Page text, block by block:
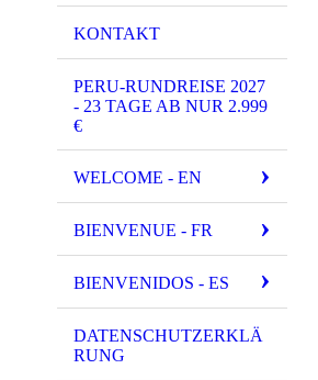
KONTAKT
PERU-RUNDREISE 2027
- 23 TAGE AB NUR 2.999
€
WELCOME - EN
BIENVENUE - FR
BIENVENIDOS - ES
DATENSCHUTZERKLÄ
RUNG